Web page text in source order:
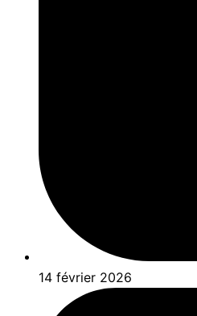
14 février 2026